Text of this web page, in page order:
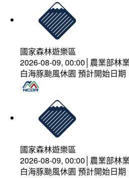
國家森林遊樂區
2026-08-09, 00:00│農業部林
白海豚颱風休園 預計開始日
國家森林遊樂區
2026-08-09, 00:00│農業部林
白海豚颱風休園 預計開始日